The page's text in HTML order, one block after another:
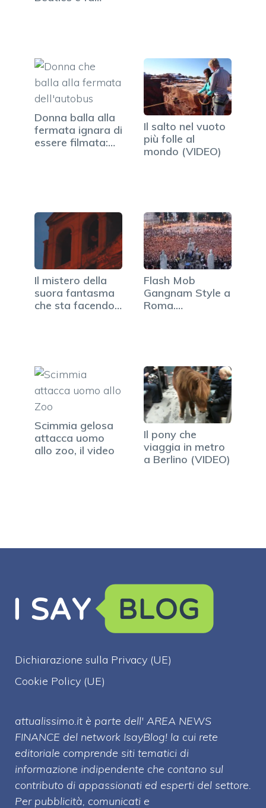
Donna balla alla
fermata ignara di
essere filmata:…
Il salto nel vuoto
più folle al
mondo (VIDEO)
Il mistero della
suora fantasma
che sta facendo…
Flash Mob
Gangnam Style a
Roma.
Scimmia gelosa
attacca uomo
allo zoo, il video
Il pony che
viaggia in metro
a Berlino (VIDEO)
Dichiarazione sulla Privacy (UE)
Cookie Policy (UE)
attualissimo.it è parte dell' AREA NEWS
FINANCE del network IsayBlog! la cui rete
editoriale comprende siti tematici di
informazione indipendente che contano sul
contributo di appassionati ed esperti del settore.
Per pubblicità, comunicati e